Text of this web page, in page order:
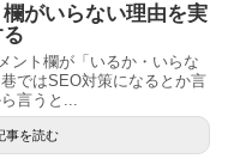
がいらない理由を実
ント欄が「いるか・いらな
ではSEO対策になるとか言
言うと...
事を読む